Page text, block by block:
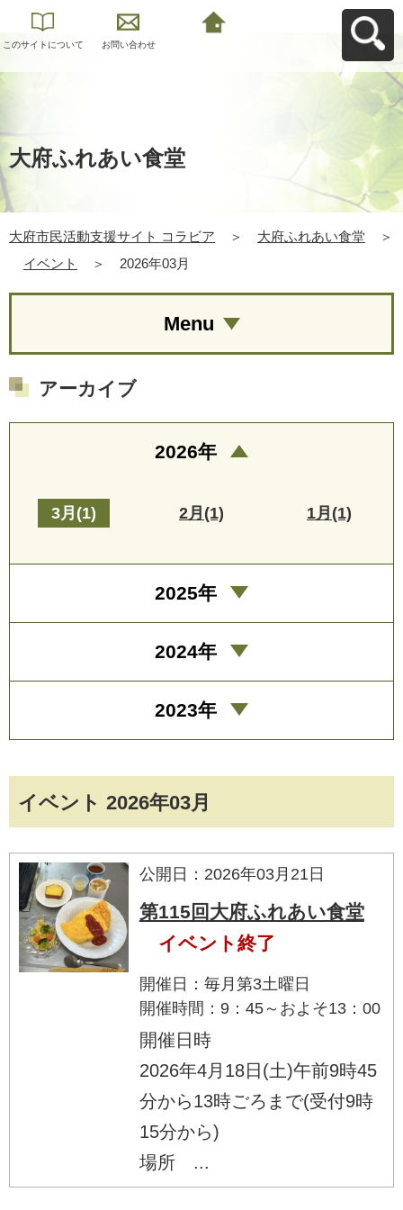
このサイトについて お問い合わせ
大府ふれあい食堂
大府市民活動支援サイト コラビア ＞ 大府ふれあい食堂
＞
イベント
＞ 2026年03月
イベント 2026年03月
公開日：2026年03月21日
第115回大府ふれあい食堂
イベント終了
開催日：毎月第3土曜日
開催時間：9：45～およそ13：00
開催日時
2026年4月18日(土)午前9時45
分から13時ごろまで(受付9時
15分から)
場所 ...
Menu
アーカイブ
2026年
3月(1) 2月(1) 1月(1)
2025年
2024年
2023年